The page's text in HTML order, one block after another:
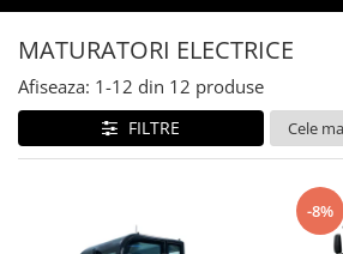
MATURATORI ELECTRICE
Afiseaza: 1-12 din 12 produse
FILTRE
-8%